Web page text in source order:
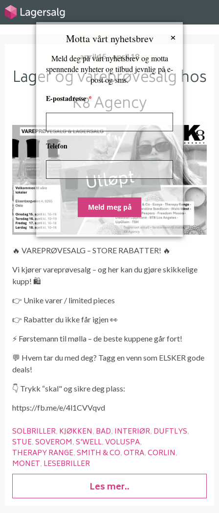
april 15 - april 18
Lager og vareprøvesalg hos
K8 Agency
Utløpt
🔥 VAREPRØVESALG – STORE RABATTER! 🔥
Vi kjører vareprøvesalg – og her kan du gjøre skikkelige
kupp! 🛍️
👉 Unike varer / limited pieces
👉 Rabatter du ikke får igjen 👀
⚡ Førstemann til mølla – de beste kuppene går fort!
💬 Hvem tar du med deg? Tagg en venn som ELSKER gode
deals!
👇 Trykk “skal" og sikre deg plass:
https://fb.me/e/4l1CVVqvd
SOLBRILLER KJØKKEN BAD INTERIØR DUFTLYS
STUE SOVEROM S'WELL VOLUSPA
THERAPY RANGE SMITH & CO OTRA CORLIN
MONET LESEBRILLER
Les mer..
×
Motta vårt nyhetsbrev
Meld deg på vårt nyhetsbrev og motta
spennende nyheter og tilbud jevnlig på e-
post og sms.
E-postadresse*
Telefon